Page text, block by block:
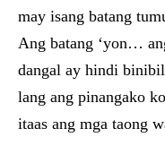
may isang batang
Ang batang ‘yon…
dangal ay hindi
lang ang pinangako
itaas ang mga taong